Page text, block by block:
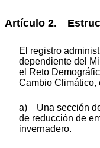
Artículo 2.
El registro
dependiente del
el Reto
Cambio Climático,
a) Una sección
de reducción de
invernadero.